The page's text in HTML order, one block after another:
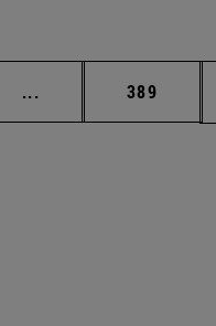
... Páginas intermedias
Página
389